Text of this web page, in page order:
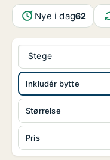
Nye i dag62
Stege
Størrelse
Pris
Inkludér bytte